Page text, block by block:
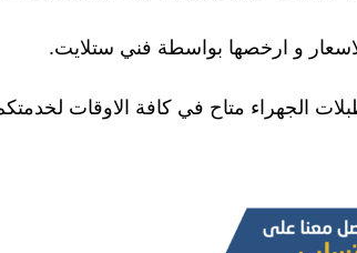
و ارخصها بواسطة فني ستلايت.
الجهراء متاح في كافة الاوقات لخدمتكم